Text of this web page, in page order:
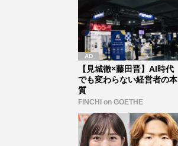
【見城徹×藤田晋】AI時代
でも変わらない経営者の本
質
FINCHI on GOETHE